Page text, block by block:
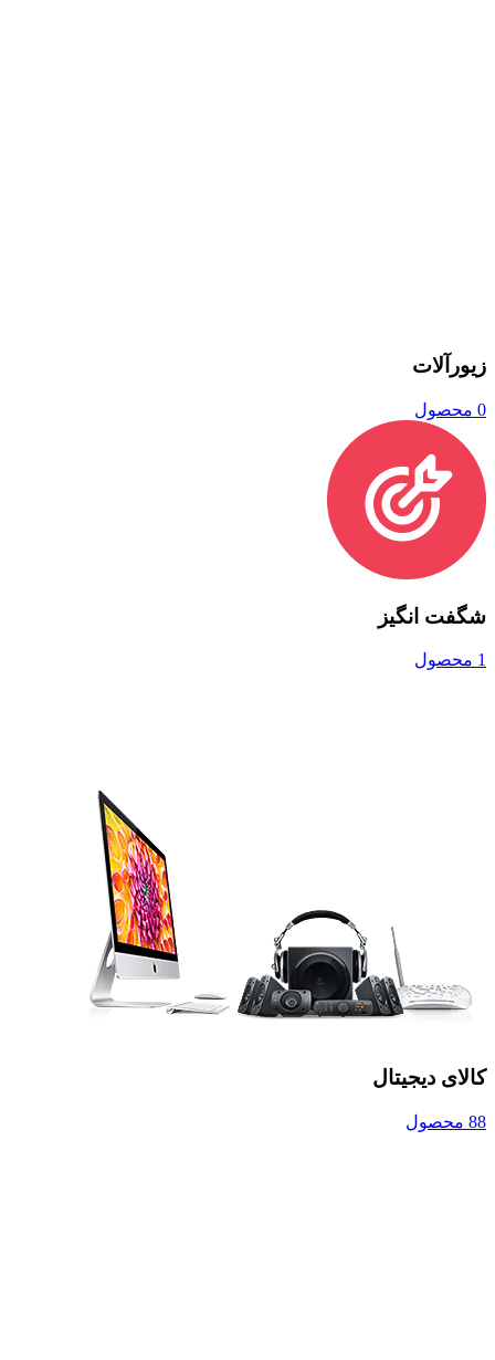
زیورآلات
0 محصول
شگفت انگیز
1 محصول
کالای دیجیتال
88 محصول